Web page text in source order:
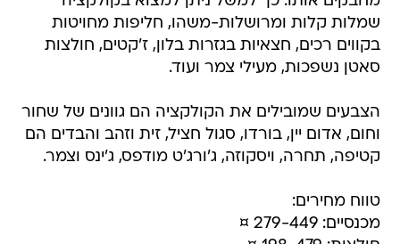
שמלות קלות ומרושלות-משהו, חליפות מחויטות
בקווים רכים, חצאיות בגזרות בלון, ז'קטים, חולצות
סאטן נשפכות, מעילי צמר ועוד.
הצבעים שמובילים את הקולקציה הם גוונים של שחור
וחום, אדום יין, בורדו, סגול חציל, זית וזהב והבדים הם
קטיפה, תחרה, ויסקוזה, ג'ורג'ט מודפס, ג'ינס וצמר.
טווח מחירים:
מכנסיים: 279-449 ¤